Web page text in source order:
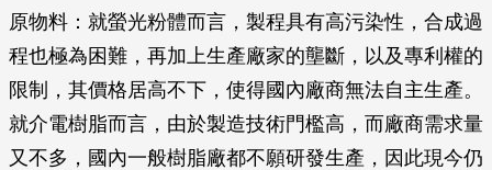
原物料 ：就螢光粉體而言，製程具有高污染性，合成過
程也極為困難，再加上生產廠家的壟斷，以及專利權的
限制，其價格居高不下，使得國內廠商無法自主生產。
就介電樹脂而言，由於製造技術門檻高，而廠商需求量
又不多，國內一般樹脂廠都不願研發生產，因此現今仍